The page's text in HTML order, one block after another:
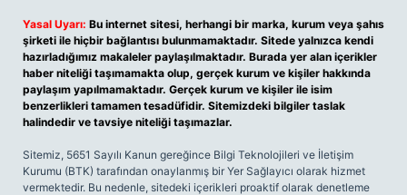
Yasal Uyarı: Bu internet sitesi, herhangi bir marka, kurum veya şahıs
şirketi ile hiçbir bağlantısı bulunmamaktadır. Sitede yalnızca kendi
hazırladığımız makaleler paylaşılmaktadır. Burada yer alan içerikler
haber niteliği taşımamakta olup, gerçek kurum ve kişiler hakkında
paylaşım yapılmamaktadır. Gerçek kurum ve kişiler ile isim
benzerlikleri tamamen tesadüfidir. Sitemizdeki bilgiler taslak
halindedir ve tavsiye niteliği taşımazlar.
Sitemiz, 5651 Sayılı Kanun gereğince Bilgi Teknolojileri ve İletişim
Kurumu (BTK) tarafından onaylanmış bir Yer Sağlayıcı olarak hizmet
vermektedir. Bu nedenle, sitedeki içerikleri proaktif olarak denetleme